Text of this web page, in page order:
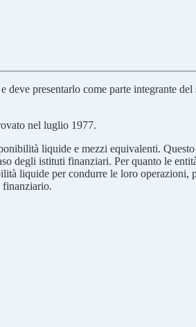
presentarlo come parte integrante
nel luglio 1977.
liquide e mezzi equivalenti.
degli istituti finanziari. Per quanto le
liquide per condurre le loro
finanziario.